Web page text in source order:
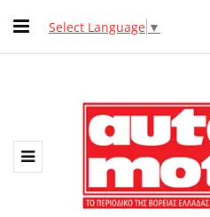
Select Language ▼